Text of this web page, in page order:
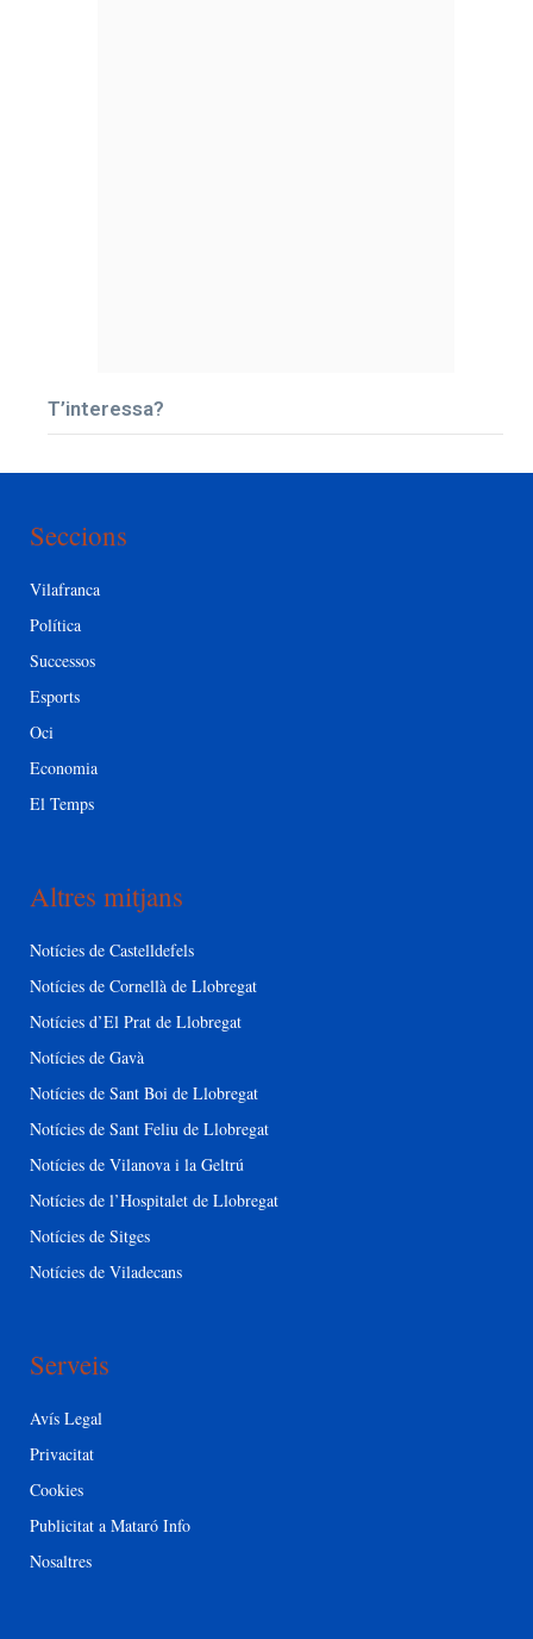
T’interessa?
Seccions
Vilafranca
Política
Successos
Esports
Oci
Economia
El Temps
Altres mitjans
Notícies de Castelldefels
Notícies de Cornellà de Llobregat
Notícies d’El Prat de Llobregat
Notícies de Gavà
Notícies de Sant Boi de Llobregat
Notícies de Sant Feliu de Llobregat
Notícies de Vilanova i la Geltrú
Notícies de l’Hospitalet de Llobregat
Notícies de Sitges
Notícies de Viladecans
Serveis
Avís Legal
Privacitat
Cookies
Publicitat a Mataró Info
Nosaltres